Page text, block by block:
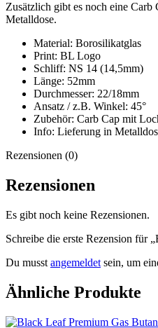
Zusätzlich gibt es noch eine
Metalldose.
Material: Borosilikatglas
Print: BL Logo
Schliff: NS 14 (14,5mm)
Länge: 52mm
Durchmesser: 22/18mm
Ansatz / z.B. Winkel: 45°
Zubehör: Carb Cap mit
Info: Lieferung in
Rezensionen (0)
Rezensionen
Es gibt noch keine Rezensionen.
Schreibe die erste Rezension für
Du musst angemeldet sein, um
Ähnliche Produkte